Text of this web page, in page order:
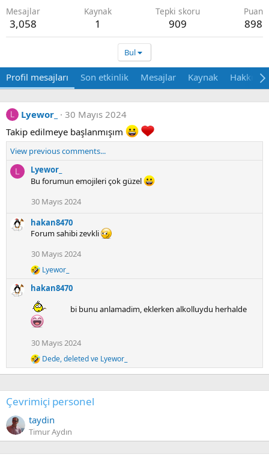
Mesajlar
3,058
Kaynak
1
Tepki skoru
909
Puan
898
Bul
Profil mesajları Son etkinlik Mesajlar Kaynak Hakkında
L Lyewor_
30 Mayıs 2024
Takip edilmeye başlanmışım
View previous comments...
L
Lyewor_
Bu forumun emojileri çok güzel
30 Mayıs 2024
hakan8470
Forum sahibi zevkli
30 Mayıs 2024
R
e
a
i
n
:
Lyewor_
hakan8470
bi bunu anlamadim, eklerken alkolluydu herhalde
30 Mayıs 2024
R
e
c
t
o
n
s
Dede,deletedve Lyewor_
Çevrimiçi personel
taydin
Timur Aydın